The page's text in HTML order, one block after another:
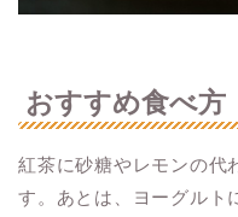
おすすめ食べ方
紅茶に砂糖やレモンの代
す。あとは、ヨーグルト